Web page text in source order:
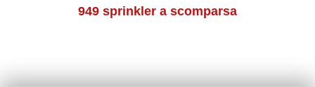
949 sprinkler a scomparsa